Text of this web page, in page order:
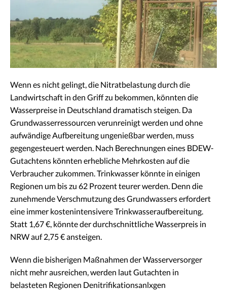
Wenn es nicht gelingt, die Nitratbelastung durch die
Landwirtschaft in den Griff zu bekommen, könnten die
Wasserpreise in Deutschland dramatisch steigen. Da
Grundwasserressourcen verunreinigt werden und ohne
aufwändige Aufbereitung ungenießbar werden, muss
gegengesteuert werden. Nach Berechnungen eines BDEW-
Gutachtens könnten erhebliche Mehrkosten auf die
Verbraucher zukommen. Trinkwasser könnte in einigen
Regionen um bis zu 62 Prozent teurer werden. Denn die
zunehmende Verschmutzung des Grundwassers erfordert
eine immer kostenintensivere Trinkwasseraufbereitung.
Statt 1,67 €, könnte der durchschnittliche Wasserpreis in
NRW auf 2,75 € ansteigen.
Wenn die bisherigen Maßnahmen der Wasserversorger
nicht mehr ausreichen, werden laut Gutachten in
belasteten Regionen Denitrifikationsanlxgen